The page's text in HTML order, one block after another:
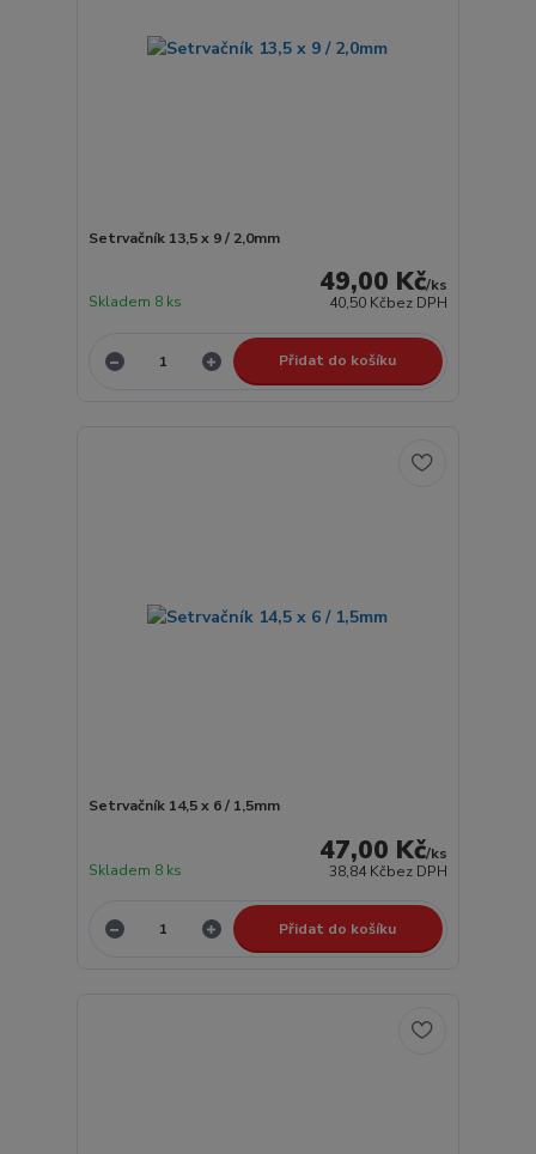
Setrvačník 13,5 x 9 / 2,0mm
49,00 Kč/ks
40,50 Kčbez DPH
Skladem 8 ks
Přidat do košíku
Setrvačník 14,5 x 6 / 1,5mm
47,00 Kč/ks
38,84 Kčbez DPH
Skladem 8 ks
Přidat do košíku